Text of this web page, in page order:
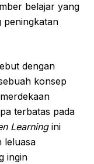
belajar yang
peningkatan
dengan
konsep
terbatas pada
Learningini
leluasa
ingin